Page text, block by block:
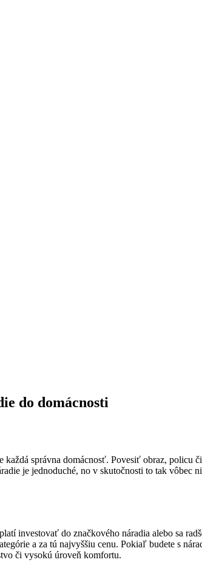
do domácnosti
správna domácnosť. Povesiť obraz,
je jednoduché, no v skutočnosti to tak
investovať do značkového náradia alebo sa
a za tú najvyššiu cenu. Pokiaľ budete s
či vysokú úroveň komfortu.